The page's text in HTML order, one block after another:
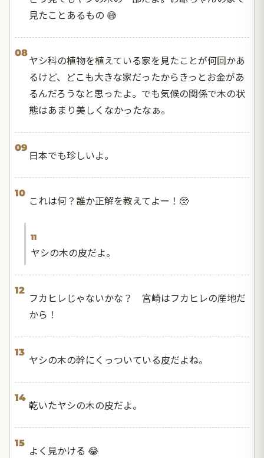
見たことあるもの 😅
08
ヤシ科の植物を植えている家を見たことが何回かあ
るけど、どこも大きな家だったからきっとお金があ
るんだろうなと思ったよ。でも気候の関係で木の状
態はあまり美しくなかったなぁ。
09
日本でも珍しいよ。
10
これは何？誰か正解を教えてよー！🥺
11
ヤシの木の皮だよ。
12
フカヒレじゃないかな？ 宮崎はフカヒレの産地だ
から！
13
ヤシの木の幹にくっついている皮だよね。
14
乾いたヤシの木の皮だよ。
15
よく見かける 😂